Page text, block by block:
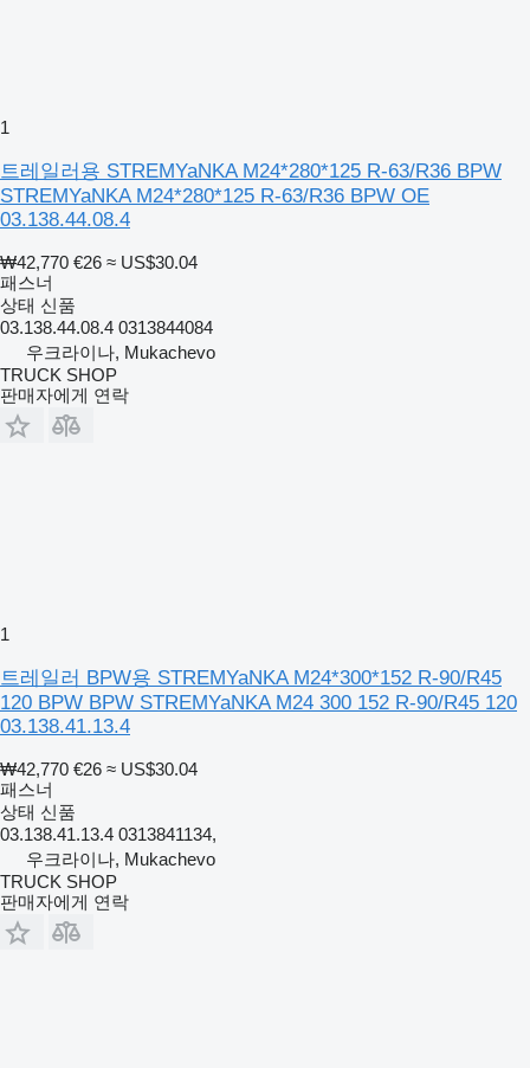
1
트레일러용 STREMYaNKA M24*280*125 R-63/R36 BPW
STREMYaNKA M24*280*125 R-63/R36 BPW OE
03.138.44.08.4
₩42,770 €26 ≈ US$30.04
패스너
상태 신품
03.138.44.08.4 0313844084
우크라이나, Mukachevo
TRUCK SHOP
판매자에게 연락
1
트레일러 BPW용 STREMYaNKA M24*300*152 R-90/R45
120 BPW BPW STREMYaNKA M24 300 152 R-90/R45 120
03.138.41.13.4
₩42,770 €26 ≈ US$30.04
패스너
상태 신품
03.138.41.13.4 0313841134,
우크라이나, Mukachevo
TRUCK SHOP
판매자에게 연락